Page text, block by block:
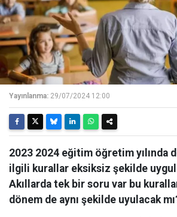
Yayınlanma: 29/07/2024 12:00
2023 2024 eğitim öğretim yılında
ilgili kurallar eksiksiz şekilde
Akıllarda tek bir soru var bu
dönem de aynı şekilde uyulacak